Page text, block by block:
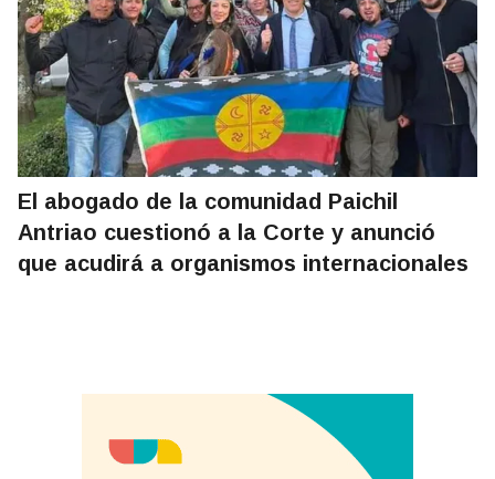
El abogado de la comunidad Paichil
Antriao cuestionó a la Corte y anunció
que acudirá a organismos internacionales